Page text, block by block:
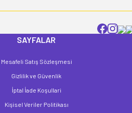
SAYFALAR
Mesafeli Satış Sözleşmesi
Gizlilik ve Güvenlik
İptal İade Koşullari
Kişisel Veriler Politikası